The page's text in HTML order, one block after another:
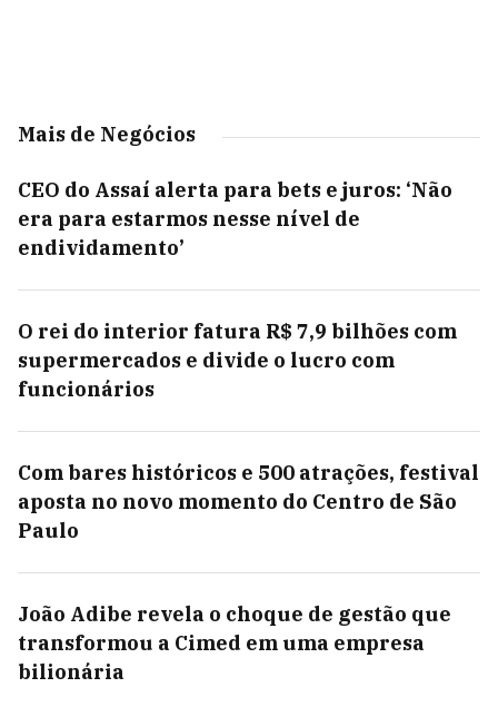
Mais de Negócios
CEO do Assaí alerta para bets e juros: ‘Não
era para estarmos nesse nível de
endividamento’
O rei do interior fatura R$ 7,9 bilhões com
supermercados e divide o lucro com
funcionários
Com bares históricos e 500 atrações, festival
aposta no novo momento do Centro de São
Paulo
João Adibe revela o choque de gestão que
transformou a Cimed em uma empresa
bilionária